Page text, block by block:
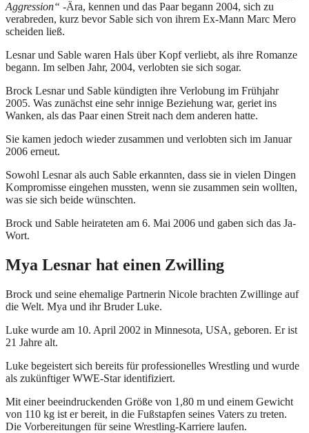
Aggression“ -Ära, kennen und das Paar begann 2004, sich zu
verabreden, kurz bevor Sable sich von ihrem Ex-Mann Marc Mero
scheiden ließ.
Lesnar und Sable waren Hals über Kopf verliebt, als ihre Romanze
begann. Im selben Jahr, 2004, verlobten sie sich sogar.
Brock Lesnar und Sable kündigten ihre Verlobung im Frühjahr
2005. Was zunächst eine sehr innige Beziehung war, geriet ins
Wanken, als das Paar einen Streit nach dem anderen hatte.
Sie kamen jedoch wieder zusammen und verlobten sich im Januar
2006 erneut.
Sowohl Lesnar als auch Sable erkannten, dass sie in vielen Dingen
Kompromisse eingehen mussten, wenn sie zusammen sein wollten,
was sie sich beide wünschten.
Brock und Sable heirateten am 6. Mai 2006 und gaben sich das Ja-
Wort.
Mya Lesnar hat einen Zwilling
Brock und seine ehemalige Partnerin Nicole brachten Zwillinge auf
die Welt. Mya und ihr Bruder Luke.
Luke wurde am 10. April 2002 in Minnesota, USA, geboren. Er ist
21 Jahre alt.
Luke begeistert sich bereits für professionelles Wrestling und wurde
als zukünftiger WWE-Star identifiziert.
Mit einer beeindruckenden Größe von 1,80 m und einem Gewicht
von 110 kg ist er bereit, in die Fußstapfen seines Vaters zu treten.
Die Vorbereitungen für seine Wrestling-Karriere laufen.